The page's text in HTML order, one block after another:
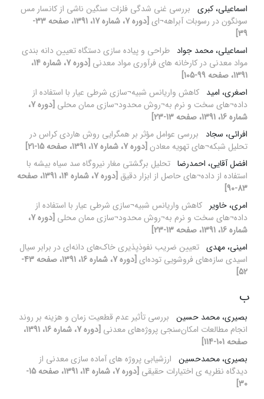
اسماعیلی، کبری بررسی غنی شدگی فلزات سنگین ناشی از کانسار مس
سونگون در رسوبات آبراهه¬ای
[دوره 7، شماره 17، 1391، صفحه 33-
39]
اسماعیلی، محمد جواد طراحی و پیاده سازی دستگاه تعیین دانه بندی
مواد معدنی در کارخانه های فرآوری مواد معدنی
[دوره 7، شماره 14،
1391، صفحه 99-105]
اصغری، امید کاهش واریانس شبیه¬سازی شرطی عیار با استفاده از
داده¬های سخت و نرم به¬روش محدود¬سازی ممان محلی
[دوره 7،
شماره 16، 1391، صفحه 13-23]
افرائی، سجاد بررسی عوامل مؤثر بر همگرایی روش هاردی کراس در
تحلیل شبکه¬های تهویه معادن [دوره 7، شماره 17، 1391، صفحه 15-21]
افضل آقایی، احمدرضا تحلیل برگشتی مغار نیروگاه سد سیاه بیشه با
استفاده از داده¬های حاصل از ابزار دقیق
[دوره 7، شماره 14، 1391، صفحه
83-90]
امری، خاویر کاهش واریانس شبیه¬سازی شرطی عیار با استفاده از
داده¬های سخت و نرم به¬روش محدود¬سازی ممان محلی
[دوره 7،
شماره 16، 1391، صفحه 13-23]
امینی، مهدی تعیین ضریب نفوذپذیری خاک‌های دانه‌ای در برابر سیال
اسیدی سازه‌های فروشویی توده‌ای
[دوره 7، شماره 16، 1391، صفحه 43-
52]
ب
بصیری، محمد حسین بررسی تأثیر عدم قطعیت‌ زمان و هزینه بر روند
انجام مطالعات امکان‌سنجی پروژه‌های معدنی
[دوره 7، شماره 16، 1391،
صفحه 101-114]
بصیری، محمدحسین ارزشیابی پروژه های آماده سازی معدنی از
دیدگاه نظریه ی اختیارات حقیقی
[دوره 7، شماره 14، 1391، صفحه 15-
30]